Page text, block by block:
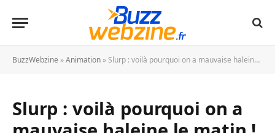
BuzzWebzine »Animation »Slurp : voilà pourquoi on a mauvaise haleine le matin !
Slurp : voilà pourquoi on a